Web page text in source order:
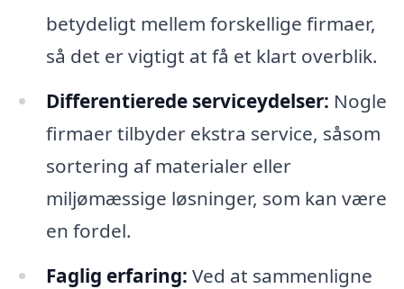
betydeligt mellem forskellige firmaer,
så det er vigtigt at få et klart overblik.
Differentierede serviceydelser: Nogle
firmaer tilbyder ekstra service, såsom
sortering af materialer eller
miljømæssige løsninger, som kan være
en fordel.
Faglig erfaring: Ved at sammenligne